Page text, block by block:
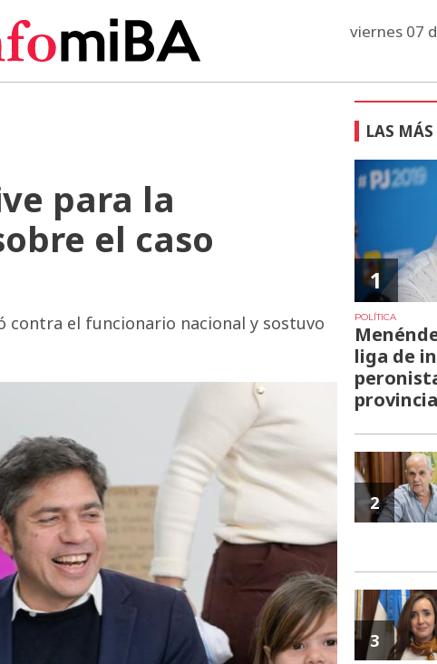
viernes 07
para la
el caso
contra el funcionario nacional y sostuvo
LAS
1
POLÍTICA
liga de
2
3